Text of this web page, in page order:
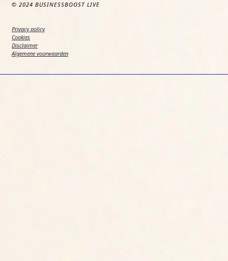
© 2024 BUSINESSBOOST LIVE
Privacy policy
Cookies
Disclaimer
Algemene voorwaarden